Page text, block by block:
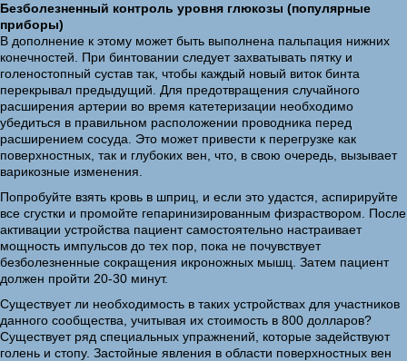
Безболезненный контроль уровня глюкозы (популярные
приборы)
В дополнение к этому может быть выполнена пальпация нижних
конечностей. При бинтовании следует захватывать пятку и
голеностопный сустав так, чтобы каждый новый виток бинта
перекрывал предыдущий. Для предотвращения случайного
расширения артерии во время катетеризации необходимо
убедиться в правильном расположении проводника перед
расширением сосуда. Это может привести к перегрузке как
поверхностных, так и глубоких вен, что, в свою очередь, вызывает
варикозные изменения.
Попробуйте взять кровь в шприц, и если это удастся, аспирируйте
все сгустки и промойте гепаринизированным физраствором. После
активации устройства пациент самостоятельно настраивает
мощность импульсов до тех пор, пока не почувствует
безболезненные сокращения икроножных мышц. Затем пациент
должен пройти 20-30 минут.
Существует ли необходимость в таких устройствах для участников
данного сообщества, учитывая их стоимость в 800 долларов?
Существует ряд специальных упражнений, которые задействуют
голень и стопу. Застойные явления в области поверхностных вен